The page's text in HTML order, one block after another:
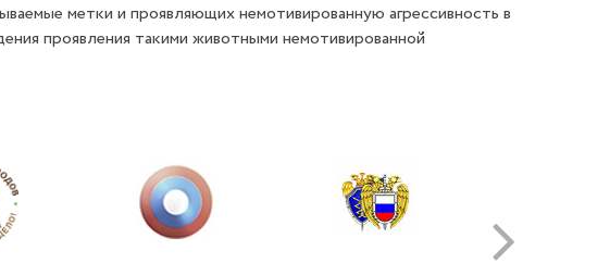
метки и проявляющих немотивированную агрессивность в
проявления такими животными немотивированной